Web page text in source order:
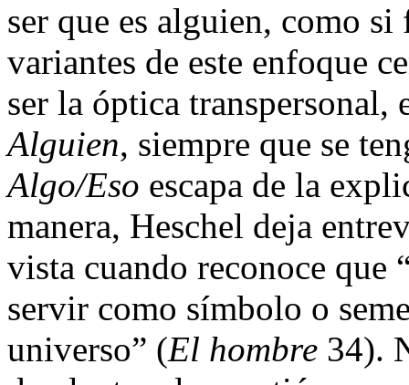
ser que es alguien, como
variantes de este enfoque
ser la óptica transpersonal,
Alguien, siempre que se
Algo/Eso escapa de la
manera, Heschel deja
vista cuando reconoce que
servir como símbolo o
universo” (El hombre 34).